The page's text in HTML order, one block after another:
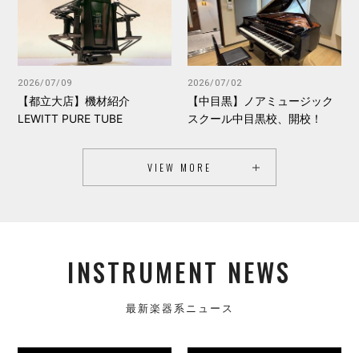
2026/07/09
【都立大店】機材紹介
LEWITT PURE TUBE
2026/07/02
【中目黒】ノアミュージック
スクール中目黒校、開校！
VIEW MORE
INSTRUMENT NEWS
最新楽器系ニュース